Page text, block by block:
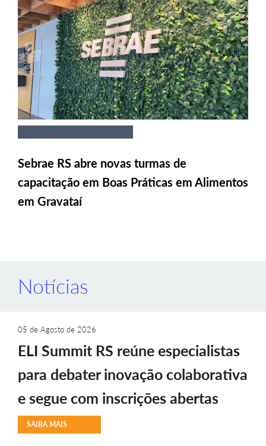
Sebrae RS abre novas turmas de
capacitação em Boas Práticas em Alimentos
em Gravataí
Notícias
05 de Agosto de 2026
ELI Summit RS reúne especialistas
para debater inovação colaborativa
e segue com inscrições abertas
SAIBA MAIS